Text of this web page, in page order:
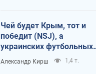
Чей будет Крым, тот и
победит (NSJ), а
украинских футбольных
чиновников могут
назвать убийцами
Александр Кирш 1,4 т.